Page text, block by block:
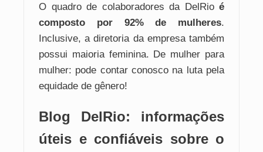
O quadro de colaboradores da DelRioé
composto por 92% de mulheres.
Inclusive, a diretoria da empresa também
possui maioria feminina. De mulher para
mulher: pode contar conosco na luta pela
equidade de gênero!
Blog DelRio: informações
úteis e confiáveis sobre o